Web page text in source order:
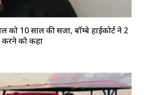
10 साल की सजा, बॉम्बे हाईकोर्ट ने 2
करने को कहा